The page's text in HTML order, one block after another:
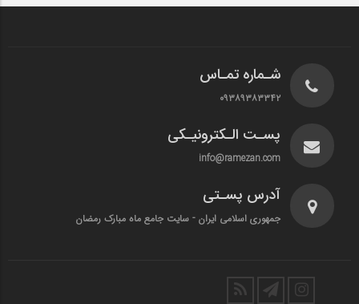
شـماره تمـاس
۰۹۳۸۹۳۸۳۳۴۲
پسـت الـکترونیـکی
info@ramezan.com
آدرس پسـتی
جمهوری اسلامی ایران - سایت جامع ماه مبارک رمضان